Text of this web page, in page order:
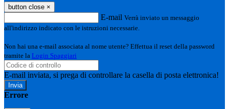
button close ×
E-mail Verrà inviato un messaggio
all'indirizzo indicato con le istruzioni necessarie.
Non hai una e-mail associata al nome utente? Effettua il reset della password
tramite la Login Spaggiari
E-mail inviata, si prega di controllare la casella di posta elettronica!
Errore